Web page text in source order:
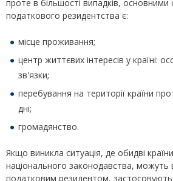
проте в більшості випадків, основними
податкового резидентства є:
місце проживання;
центр життєвих інтересів у країні:
зв'язки;
перебування на території країни
дні;
громадянство.
Якщо виникла ситуація, де обидві
національного законодавства,
податковим резидентом,